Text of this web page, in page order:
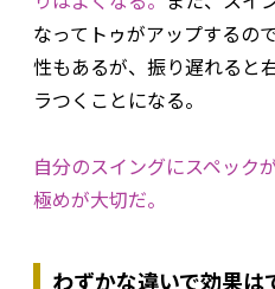
なってトゥがアップするの
性もあるが、振り遅れると
ラつくことになる。
自分のスイングにスペック
極めが大切だ。
わずかな違いで効果は